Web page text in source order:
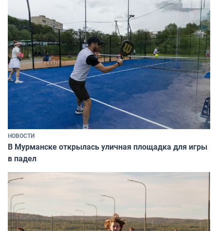
НОВОСТИ
В Мурманске открылась уличная площадка для игры
в падел